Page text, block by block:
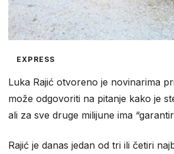
EXPRESS
Luka Rajić otvoreno je novinarima
može odgovoriti na pitanje kako je
ali za sve druge milijune ima
Rajić je danas jedan od tri ili četiri